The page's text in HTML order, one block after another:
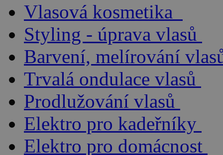
Vlasová kosmetika
Styling - úprava vlasů
Barvení, melírování
Trvalá ondulace vlasů
Prodlužování vlasů
Elektro pro kadeřníky
Elektro pro domácnost